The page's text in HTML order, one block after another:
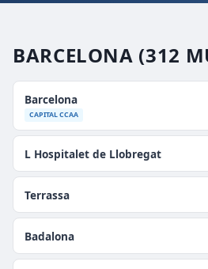
BARCELONA (312
Barcelona
CAPITAL CCAA
L Hospitalet de Llobregat
Terrassa
Badalona